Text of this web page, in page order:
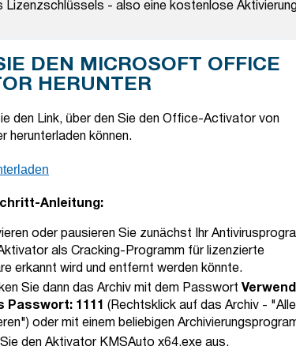
Lizenzschlüssels - also eine kostenlose
DEN MICROSOFT OFFICE
HERUNTER
den Link, über den Sie den Office-Activator von
herunterladen können.
Anleitung:
oder pausieren Sie zunächst Ihr
als Cracking-Programm für lizenzierte
erkannt wird und entfernt werden könnte.
Sie dann das Archiv mit dem Passwort
Passwort: 1111
(Rechtsklick auf das Archiv - "Alle
oder mit einem beliebigen
Sie den Aktivator KMSAuto x64.exe aus.